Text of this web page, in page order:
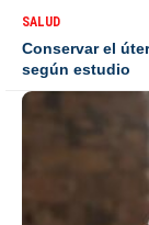
SALUD
Conservar el
según estudio